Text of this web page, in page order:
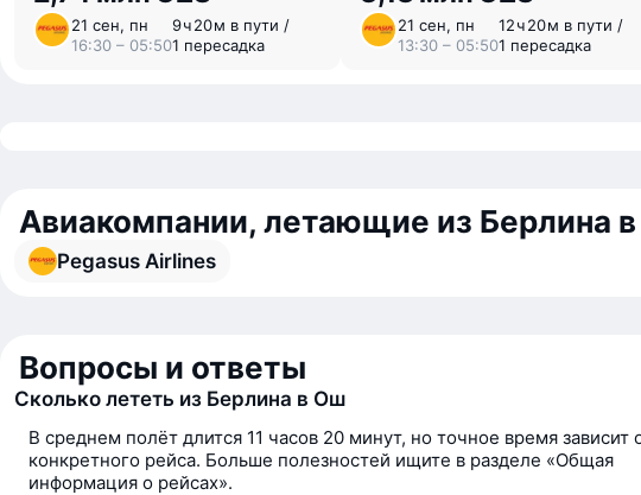
21 сен, пн
16:30 – 05:50
9 ⁠ч 20 ⁠м в пути /
1 пересадка
21 сен, пн
13:30 – 05:50
12 ⁠ч 20 ⁠м в пути /
1 пересадка
Авиакомпании, летающие из Берлина
Pegasus Airlines
Вопросы и ответы
Сколько лететь из Берлина в Ош
В среднем полёт длится 11 часов 20 минут, но точное время зависит
конкретного рейса. Больше полезностей ищите в разделе «Общая
информация о рейсах».